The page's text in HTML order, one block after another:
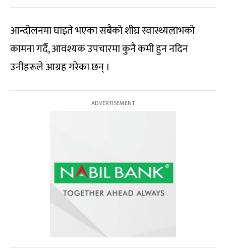
आन्दोलनमा घाइते भएका सबैको शीघ्र स्वास्थ्यलाभको
कामना गर्दै, आवश्यक उपचारमा कुनै कमी हुन नदिन
उनीहरूले आग्रह गरेका छन् ।